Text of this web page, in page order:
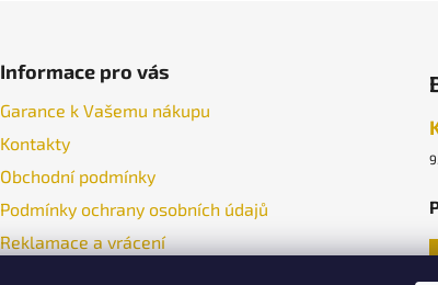
Informace pro vás
Garance k Vašemu nákupu
Kontakty
Obchodní podmínky
Podmínky ochrany osobních údajů
Reklamace a vrácení